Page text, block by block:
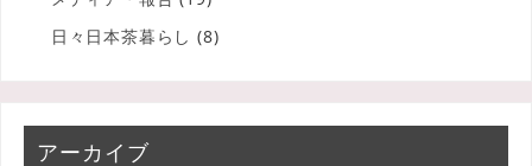
日々日本茶暮らし (8)
アーカイブ